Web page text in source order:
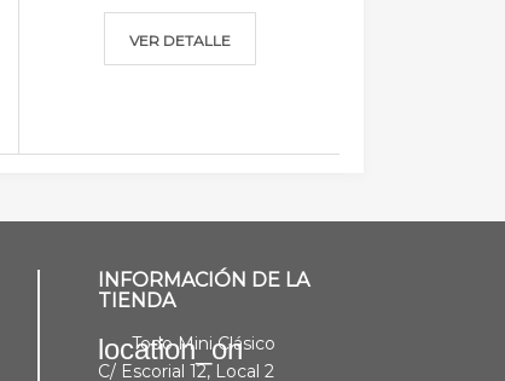
VER DETALLE
INFORMACIÓN DE LA
TIENDA
location_on
Todo Mini Clásico
C/ Escorial 12, Local 2